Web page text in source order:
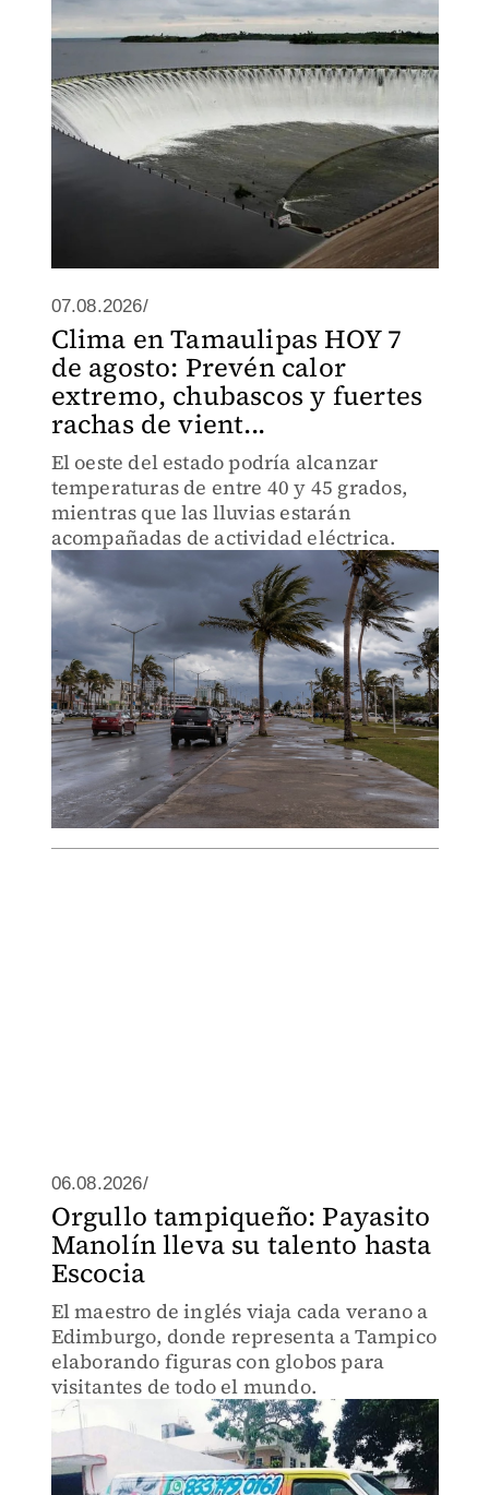
07.08.2026/
Clima en Tamaulipas HOY 7
de agosto: Prevén calor
extremo, chubascos y fuertes
rachas de vient...
El oeste del estado podría alcanzar
temperaturas de entre 40 y 45 grados,
mientras que las lluvias estarán
acompañadas de actividad eléctrica.
06.08.2026/
Orgullo tampiqueño: Payasito
Manolín lleva su talento hasta
Escocia
El maestro de inglés viaja cada verano a
Edimburgo, donde representa a Tampico
elaborando figuras con globos para
visitantes de todo el mundo.